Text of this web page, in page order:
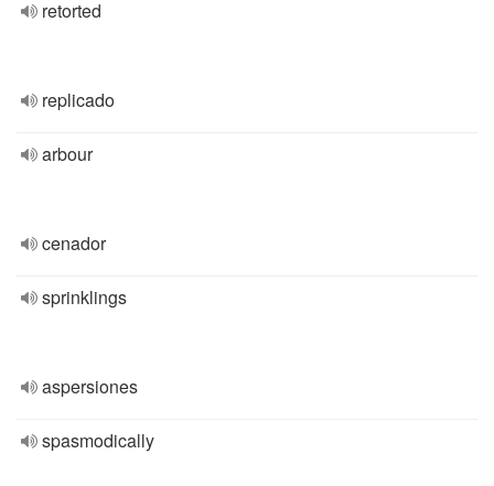
retorted
replicado
arbour
cenador
sprinklings
aspersiones
spasmodically